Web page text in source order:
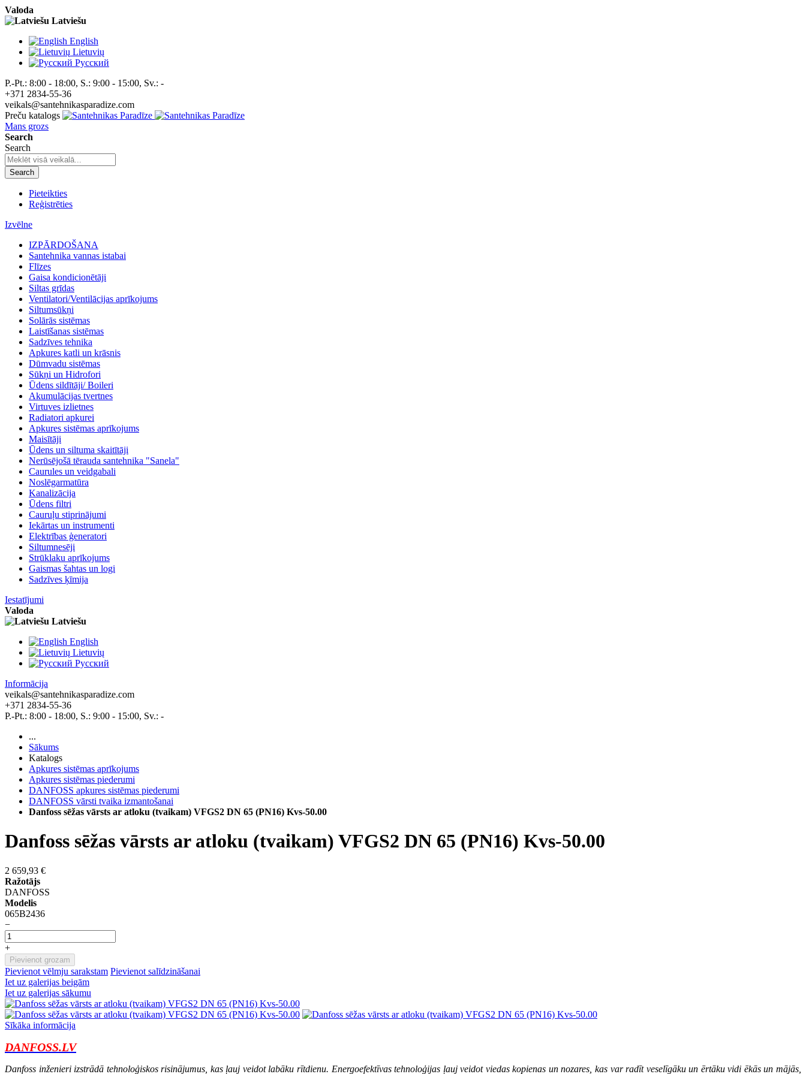
Valoda
Latviešu
English
Lietuvių
Pусский
P.-Pt.: 8:00 - 18:00, S.: 9:00 - 15:00, Sv.: -
+371 2834-55-36
veikals@santehnikasparadize.com
Preču katalogs
Mans grozs
Search
Search
Search
Pieteikties
Reģistrēties
Izvēlne
IZPĀRDOŠANA
Santehnika vannas istabai
Flīzes
Gaisa kondicionētāji
Siltas grīdas
Ventilatori/Ventilācijas aprīkojums
Siltumsūkņi
Solārās sistēmas
Laistīšanas sistēmas
Sadzīves tehnika
Apkures katli un krāsnis
Dūmvadu sistēmas
Sūkņi un Hidrofori
Ūdens sildītāji/ Boileri
Akumulācijas tvertnes
Virtuves izlietnes
Radiatori apkurei
Apkures sistēmas aprīkojums
Maisītāji
Ūdens un siltuma skaitītāji
Nerūsējošā tērauda santehnika "Sanela"
Caurules un veidgabali
Noslēgarmatūra
Kanalizācija
Ūdens filtri
Cauruļu stiprinājumi
Iekārtas un instrumenti
Elektrības ģeneratori
Siltumnesēji
Strūklaku aprīkojums
Gaismas šahtas un logi
Sadzīves ķīmija
Iestatījumi
Valoda
Latviešu
English
Lietuvių
Pусский
Informācija
veikals@santehnikasparadize.com
+371 2834-55-36
P.-Pt.: 8:00 - 18:00, S.: 9:00 - 15:00, Sv.: -
...
Sākums
Katalogs
Apkures sistēmas aprīkojums
Apkures sistēmas piederumi
DANFOSS apkures sistēmas piederumi
DANFOSS vārsti tvaika izmantošanai
Danfoss sēžas vārsts ar atloku (tvaikam) VFGS2 DN 65 (PN16) Kvs-50.00
Danfoss sēžas vārsts ar atloku (tvaikam) VFGS2 DN 65 (PN16) Kvs-50.00
2 659,93 €
Ražotājs
DANFOSS
Modelis
065B2436
−
+
Pievienot grozam
Pievienot vēlmju sarakstam Pievienot salīdzināšanai
Iet uz galerijas beigām
Iet uz galerijas sākumu
Sīkāka informācija
DANFOSS.LV
Danfoss inženieri izstrādā tehnoloģiskos risinājumus, kas ļauj veidot labāku rītdienu. Energoefektīvas tehnoloģijas ļauj veidot viedas kopienas un nozares, kas var radīt veselīgāku un ērtāku vidi ēkās un mājās,